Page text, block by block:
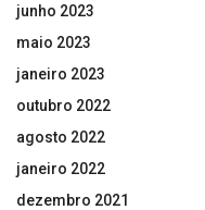
junho 2023
maio 2023
janeiro 2023
outubro 2022
agosto 2022
janeiro 2022
dezembro 2021